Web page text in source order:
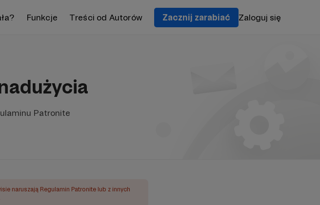
Funkcje Treści od Autorów Zacznij zarabiać Zaloguj się
Patronite
naruszają Regulamin Patronite lub z innych